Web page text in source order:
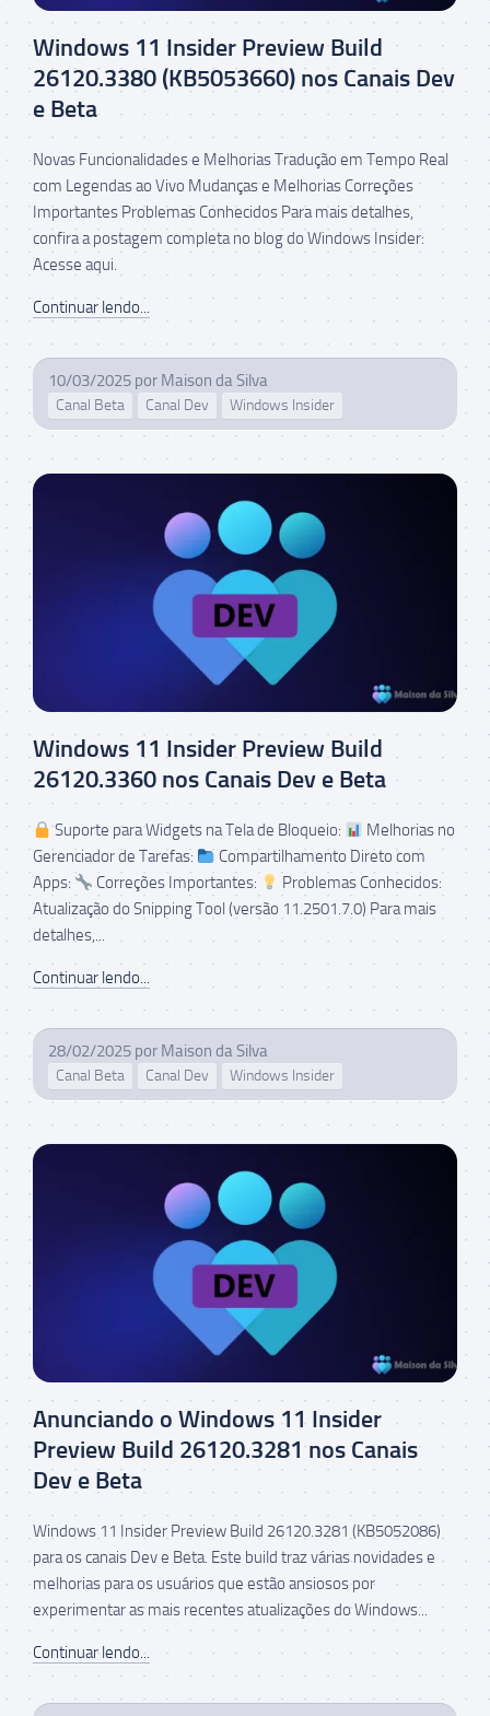
Windows 11 Insider Preview Build
26120.3380 (KB5053660) nos Canais Dev
e Beta
Novas Funcionalidades e Melhorias Tradução em Tempo Real
com Legendas ao Vivo Mudanças e Melhorias Correções
Importantes Problemas Conhecidos Para mais detalhes,
confira a postagem completa no blog do Windows Insider:
Acesse aqui.
Continuar lendo...
10/03/2025 por Maison da Silva
Canal Beta Canal Dev Windows Insider
Windows 11 Insider Preview Build
26120.3360 nos Canais Dev e Beta
Suporte para Widgets na Tela de Bloqueio:
Melhorias no
Gerenciador de Tarefas:
Compartilhamento Direto com
Apps:
Correções Importantes:
Problemas Conhecidos:
Atualização do Snipping Tool (versão 11.2501.7.0) Para mais
detalhes,...
Continuar lendo...
28/02/2025 por Maison da Silva
Canal Beta Canal Dev Windows Insider
Anunciando o Windows 11 Insider
Preview Build 26120.3281 nos Canais
Dev e Beta
Windows 11 Insider Preview Build 26120.3281 (KB5052086)
para os canais Dev e Beta. Este build traz várias novidades e
melhorias para os usuários que estão ansiosos por
experimentar as mais recentes atualizações do Windows...
Continuar lendo...